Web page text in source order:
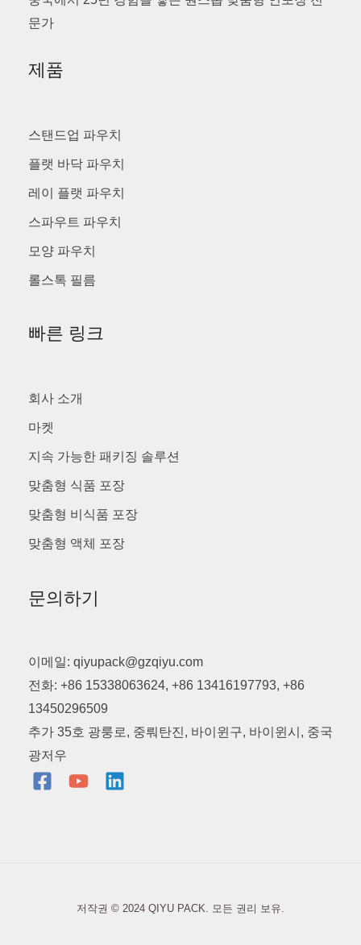
문가
제품
스탠드업 파우치
플랫 바닥 파우치
레이 플랫 파우치
스파우트 파우치
모양 파우치
롤스톡 필름
빠른 링크
회사 소개
마켓
지속 가능한 패키징 솔루션
맞춤형 식품 포장
맞춤형 비식품 포장
맞춤형 액체 포장
문의하기
이메일: qiyupack@gzqiyu.com
전화: +86 15338063624, +86 13416197793, +86
13450296509
추가 35호 광룽로, 중뤄탄진, 바이윈구, 바이윈시, 중국
광저우
저작권 © 2024 QIYU PACK. 모든 권리 보유.